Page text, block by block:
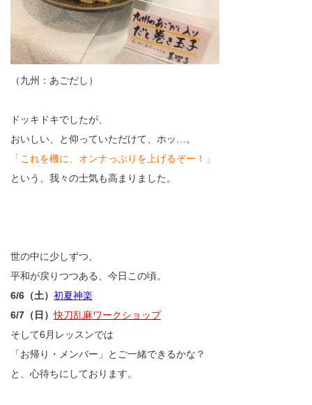
（九州：あごだし）
ドッキドキでしたが、
おいしい、と仰っていただけて、ホッ…。
「これを機に、オンナっぷりを上げるぞー！」
という、我々の士気も高まりました。
世の中に少しずつ、
平和が戻りつつある、今日この頃。
6/6（土） 初夏神楽
6/7（日）快刀乱麻ワークショップ
そして6月レッスンでは
「お帰り・メンバー」とご一緒できるかな？
と、心待ちにしております。